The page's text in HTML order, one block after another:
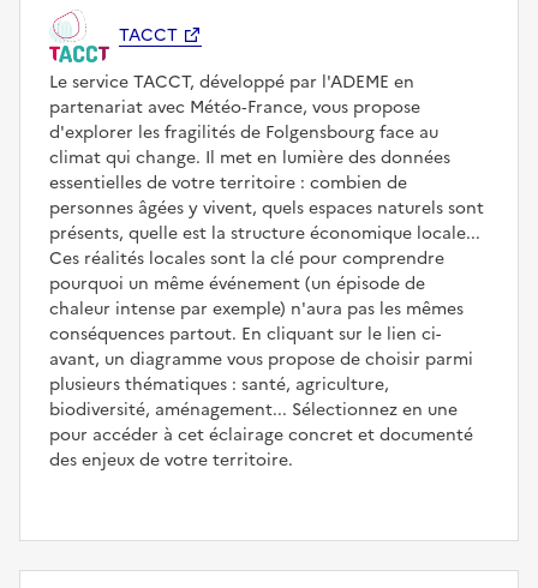
TACCT
Le service TACCT, développé par l'ADEME en
partenariat avec Météo‑France, vous propose
d'explorer les fragilités de Folgensbourg face au
climat qui change. Il met en lumière des données
essentielles de votre territoire : combien de
personnes âgées y vivent, quels espaces naturels sont
présents, quelle est la structure économique locale...
Ces réalités locales sont la clé pour comprendre
pourquoi un même événement (un épisode de
chaleur intense par exemple) n'aura pas les mêmes
conséquences partout. En cliquant sur le lien ci-
avant, un diagramme vous propose de choisir parmi
plusieurs thématiques : santé, agriculture,
biodiversité, aménagement... Sélectionnez en une
pour accéder à cet éclairage concret et documenté
des enjeux de votre territoire.